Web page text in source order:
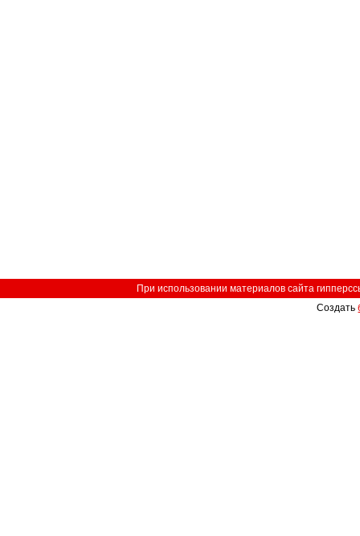
При использовании материалов сайта
Создать